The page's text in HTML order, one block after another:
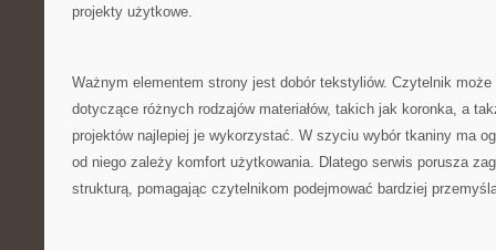
projekty użytkowe.
Ważnym elementem strony jest dobór tekstyliów. Czytelnik
dotyczące różnych rodzajów materiałów, takich jak koronka, a
projektów najlepiej je wykorzystać. W szyciu wybór tkaniny ma
od niego zależy komfort użytkowania. Dlatego serwis porusza
strukturą, pomagając czytelnikom podejmować bardziej